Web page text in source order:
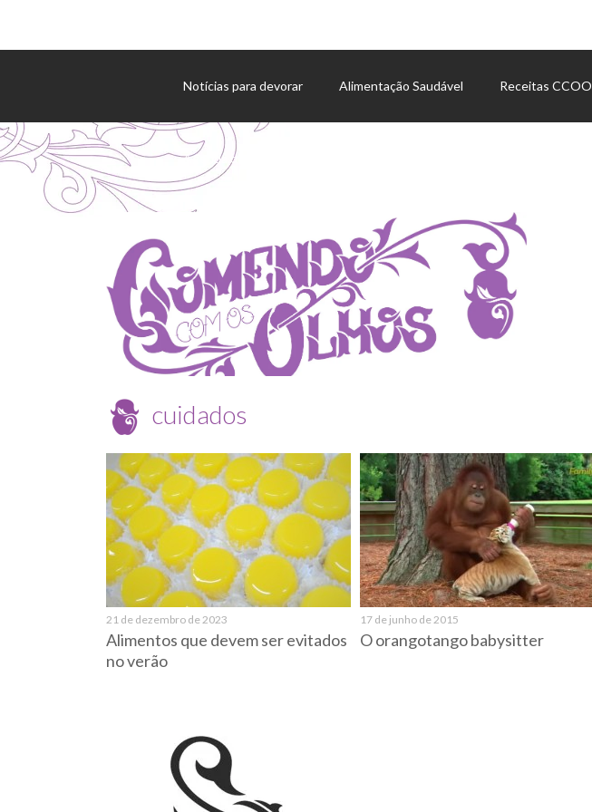
Notícias para devorar Alimentação Saudável Receitas CCOO
Agenda de eventos
cuidados
21 de dezembro de 2023
Alimentos que devem ser evitados
no verão
17 de junho de 2015
O orangotango babysitter